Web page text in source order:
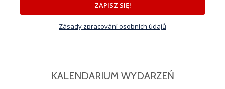
ZAPISZ SIĘ!
Zásady zpracování osobních údajů
KALENDARIUM WYDARZEŃ